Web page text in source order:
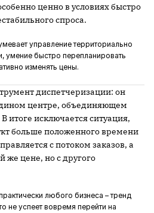
ценно в условиях быстро
спроса.
управление территориально
умение быстро перепланировать
изменять цены.
диспетчеризации: он
центре, объединяющем
итоге исключается ситуация,
больше положенного времени
с потоком заказов, а
же цене, но с другого
любого бизнеса – тренд
не успеет вовремя перейти на